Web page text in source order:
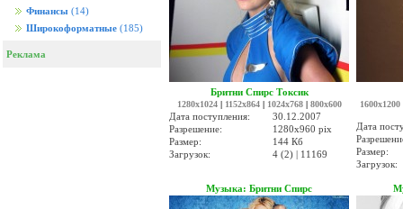
Финансы (14)
Широкоформатные (185)
Реклама
Бритни Спирс Токсик
1280x1024| 1152x864| 1024x768| 800x600
Дата поступления:
30.12.2007
Разрешение:
1280x960 pix
Размер:
144 Кб
Загрузок:
4 (2) | 11169
1600x1200
Дата
Размер:
Загрузок:
Музыка: Бритни Спирс